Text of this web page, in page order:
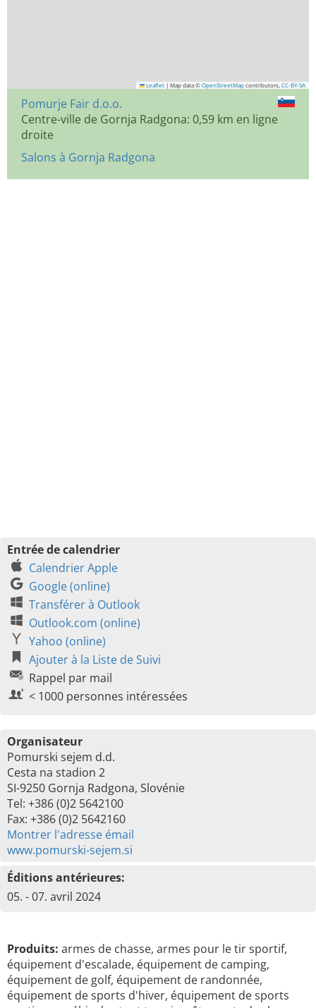
Leaflet | Map data © OpenStreetMap contributors, CC-BY-SA
Pomurje Fair d.o.o.
Centre-ville de Gornja Radgona: 0,59 km en ligne
droite
Salons à Gornja Radgona
Entrée de calendrier
Calendrier Apple
Google (online)
Transférer à Outlook
Outlook.com (online)
Yahoo (online)
Ajouter à la Liste de Suivi
Rappel par mail
< 1000 personnes intéressées
Organisateur
Pomurski sejem d.d.
Cesta na stadion 2
SI-9250 Gornja Radgona, Slovénie
Tel: +386 (0)2 5642100
Fax: +386 (0)2 5642160
Montrer l'adresse émail
www.pomurski-sejem.si
Éditions antérieures:
05. - 07. avril 2024
Produits: armes de chasse, armes pour le tir sportif,
équipement d'escalade, équipement de camping,
équipement de golf, équipement de randonnée,
équipement de sports d'hiver, équipement de sports